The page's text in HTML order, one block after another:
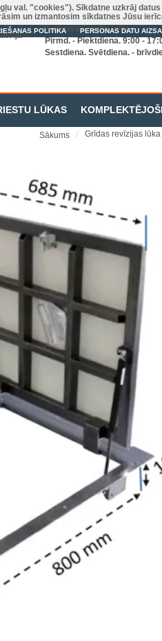
val. "cookies"). Sīkdatne uzkrāj
un izmantosim sīkdatnes Jūsu
POLITIKA PERSONAS DATU
Noliktavas darba laiks
Pirmd. - Piektdiena. 9:00 -
Sestdiena. Svētdiena. -
LŪKAS
Sākums Grīdas revīzijas